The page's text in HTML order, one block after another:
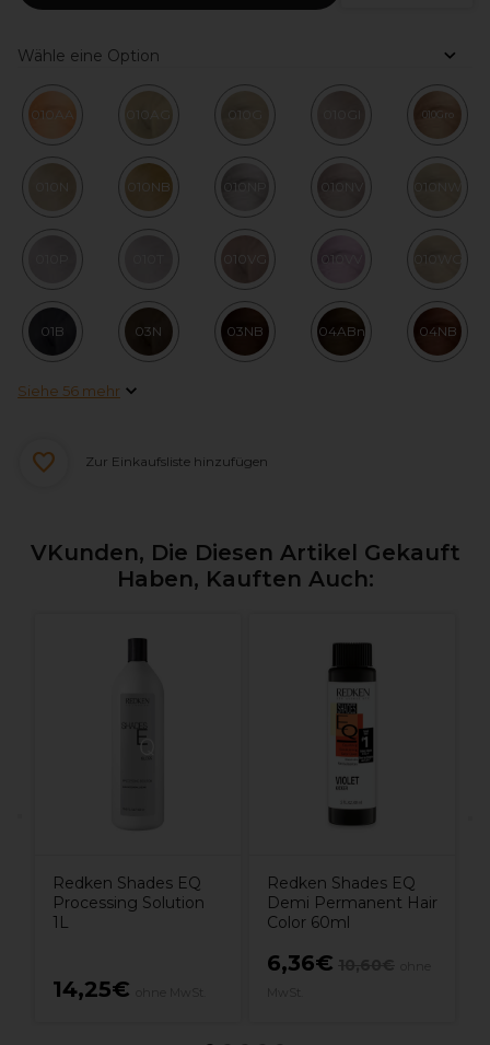
Wähle eine Option
010AA 010AG 010G 010Gro
010N 010NB 010NP 010NV 010NW
010VG 010VV 010WG
01B 03N 03NB 04ABn 04NB
Siehe 56 mehr
Zur Einkaufsliste hinzufügen
VKunden, Die Diesen Artikel Gekauft
Haben, Kauften Auch:
Redken Shades EQ
Processing Solution
1L
14,25€
Redken Shades EQ
Demi Permanent Hair
Color 60ml
6,36€